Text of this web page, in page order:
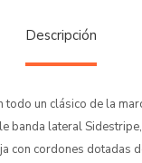
Descripción
todo un clásico de la
banda lateral
con cordones dotadas